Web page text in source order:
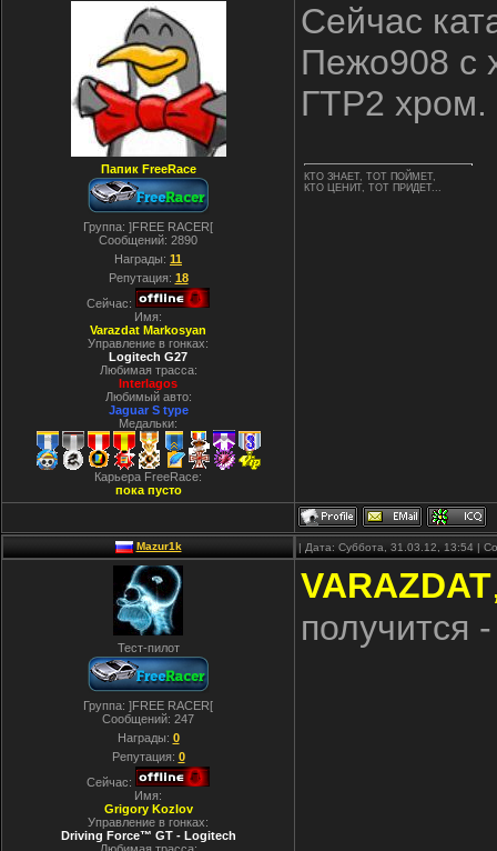
Папик FreeRace
Группа: ]FREE RACER[
Сообщений: 2890
Награды: 11
Репутация: 18
Сейчас:
Имя:
Varazdat Markosyan
Управление в гонках:
Logitech G27
Любимая трасса:
Interlagos
Любимый авто:
Jaguar S type
Медальки:
Карьера FreeRace:
пока пусто
Сейчас
Пежо908 с
ГТР2 хром.
КТО ЗНАЕТ, ТОТ ПОЙМЕТ,
КТО ЦЕНИТ, ТОТ ПРИДЕТ...
Mazur1k | Дата: Суббота, 31.03.12, 13:54 |
Тест-пилот
Группа: ]FREE RACER[
Сообщений: 247
Награды: 0
Репутация: 0
Сейчас:
Имя:
Grigory Kozlov
Управление в гонках:
Driving Force™ GT - Logitech
VARAZDAT
получится